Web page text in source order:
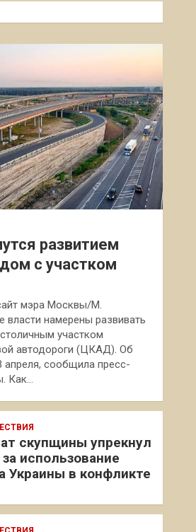
развитием
с участком
мэра Москвы/М.
намерены развивать
участком
автодороги (ЦКАД). Об
апреля, сообщила пресс-
Как…
скупщины упрекнул
использование
Украины в конфликте